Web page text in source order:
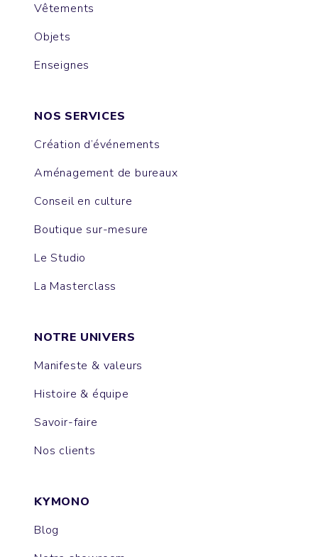
Vêtements
Objets
Enseignes
NOS SERVICES
Création d’événements
Aménagement de bureaux
Conseil en culture
Boutique sur-mesure
Le Studio
La Masterclass
NOTRE UNIVERS
Manifeste & valeurs
Histoire & équipe
Savoir-faire
Nos clients
KYMONO
Blog